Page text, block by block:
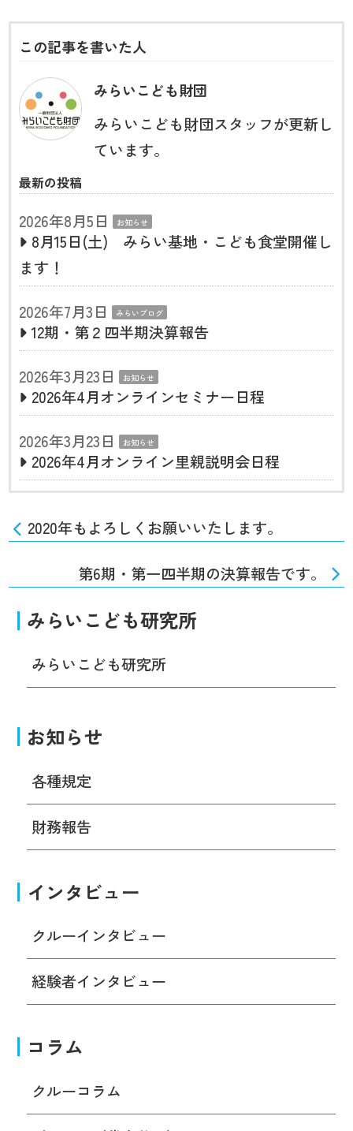
この記事を書いた人
みらいこども財団
みらいこども財団スタッフが更新し
ています。
最新の投稿
2026年8月5日 お知らせ
8月15日(土) みらい基地・こども食堂開催し
ます！
2026年7月3日
みらいブログ
12期・第２四半期決算報告
2026年3月23日
お知らせ
2026年4月オンラインセミナー日程
2026年3月23日
お知らせ
2026年4月オンライン里親説明会日程
2020年もよろしくお願いいたします。
第6期・第一四半期の決算報告です。
みらいこども研究所
みらいこども研究所
お知らせ
各種規定
財務報告
インタビュー
クルーインタビュー
経験者インタビュー
コラム
クルーコラム